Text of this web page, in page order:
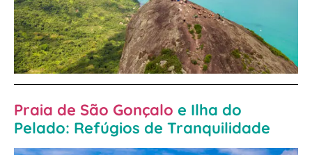
Praia de São Gonçalo e Ilha do
Pelado: Refúgios de Tranquilidade